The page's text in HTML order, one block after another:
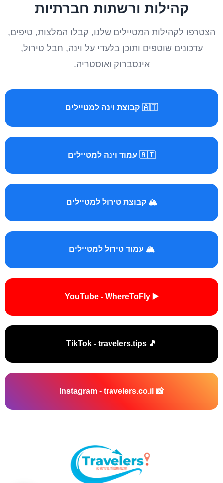
קהילות ורשתות חברתיות
הצטרפו לקהילות המטיילים שלנו, קבלו המלצות, טיפים,
עדכונים שוטפים ותוכן בלעדי על וינה, חבל טירול,
אינסברוק ואוסטריה.
🇦🇹 קבוצת וינה למטיילים
🇦🇹 עמוד וינה למטיילים
🏔️ קבוצת טירול למטיילים
🏔️ עמוד טירול למטיילים
▶️ YouTube - WhereToFly
🎵 TikTok - travelers.tips
📸 Instagram - travelers.co.il